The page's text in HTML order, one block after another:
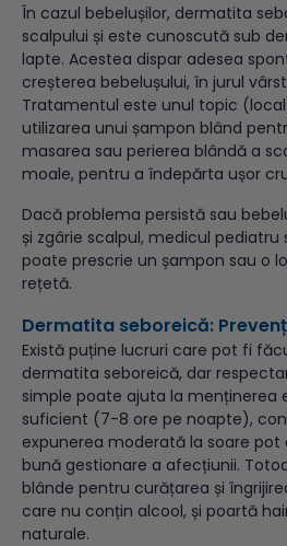
În cazul bebelușilor, dermatita
scalpului și este cunoscută sub
lapte. Acestea dispar adesea
creșterea bebelușului, în jurul
Tratamentul este unul topic
utilizarea unui șampon blând
masarea sau perierea blândă a
moale, pentru a îndepărta ușor
Dacă problema persistă sau
și zgârie scalpul, medicul
poate prescrie un șampon sau o
rețetă.
Dermatita seboreică:
Există puține lucruri care pot fi
dermatita seboreică, dar
simple poate ajuta la menținerea
suficient (7-8 ore pe noapte),
expunerea moderată la soare
bună gestionare a afecțiunii.
blânde pentru curățarea și
care nu conțin alcool, și poartă
naturale.